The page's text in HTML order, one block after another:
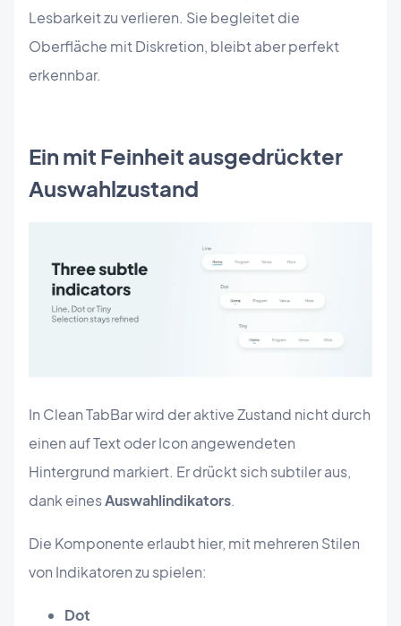
Lesbarkeit zu verlieren. Sie begleitet die
Oberfläche mit Diskretion, bleibt aber perfekt
erkennbar.
Ein mit Feinheit ausgedrückter
Auswahlzustand
In Clean TabBar wird der aktive Zustand nicht durch
einen auf Text oder Icon angewendeten
Hintergrund markiert. Er drückt sich subtiler aus,
dank einesAuswahlindikators.
Die Komponente erlaubt hier, mit mehreren Stilen
von Indikatoren zu spielen:
Dot